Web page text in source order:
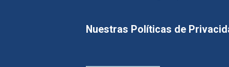
Nuestras Políticas de